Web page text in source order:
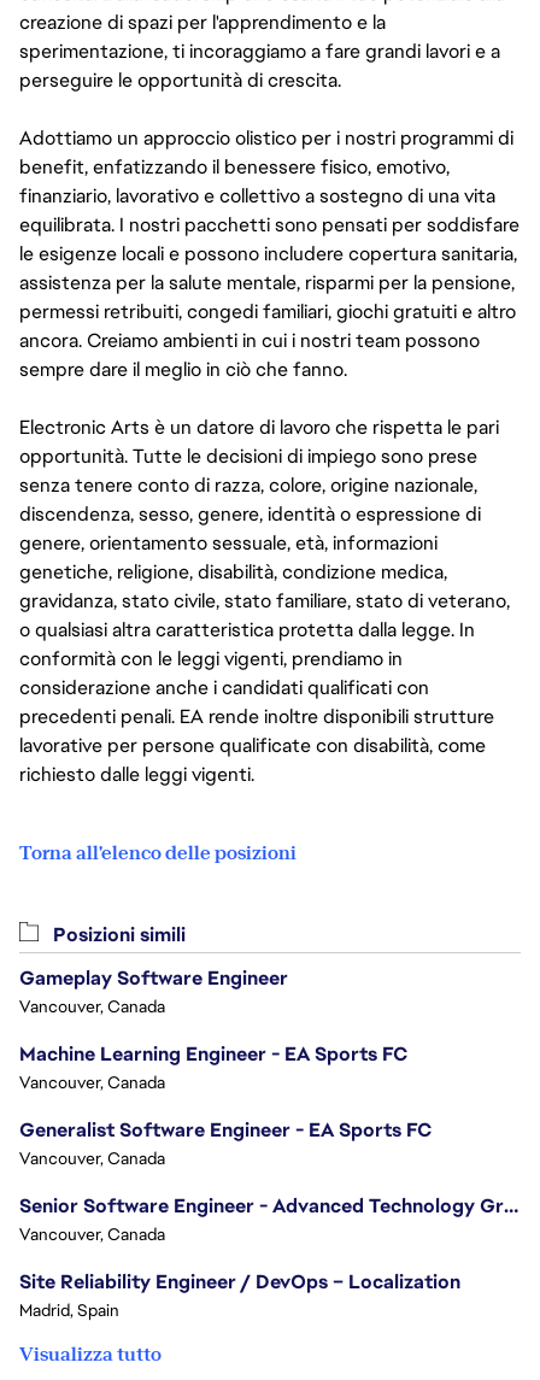
creazione di spazi per l'apprendimento e la
sperimentazione, ti incoraggiamo a fare grandi lavori e a
perseguire le opportunità di crescita.
Adottiamo un approccio olistico per i nostri programmi di
benefit, enfatizzando il benessere fisico, emotivo,
finanziario, lavorativo e collettivo a sostegno di una vita
equilibrata. I nostri pacchetti sono pensati per soddisfare
le esigenze locali e possono includere copertura sanitaria,
assistenza per la salute mentale, risparmi per la pensione,
permessi retribuiti, congedi familiari, giochi gratuiti e altro
ancora. Creiamo ambienti in cui i nostri team possono
sempre dare il meglio in ciò che fanno.
Electronic Arts è un datore di lavoro che rispetta le pari
opportunità. Tutte le decisioni di impiego sono prese
senza tenere conto di razza, colore, origine nazionale,
discendenza, sesso, genere, identità o espressione di
genere, orientamento sessuale, età, informazioni
genetiche, religione, disabilità, condizione medica,
gravidanza, stato civile, stato familiare, stato di veterano,
o qualsiasi altra caratteristica protetta dalla legge. In
conformità con le leggi vigenti, prendiamo in
considerazione anche i candidati qualificati con
precedenti penali. EA rende inoltre disponibili strutture
lavorative per persone qualificate con disabilità, come
richiesto dalle leggi vigenti.
Torna all'elenco delle posizioni
Posizioni simili
Gameplay Software Engineer
Vancouver, Canada
Machine Learning Engineer - EA Sports FC
Vancouver, Canada
Generalist Software Engineer - EA Sports FC
Vancouver, Canada
Senior Software Engineer - Advanced Technology Group
Vancouver, Canada
Site Reliability Engineer / DevOps – Localization
Madrid, Spain
Visualizza tutto